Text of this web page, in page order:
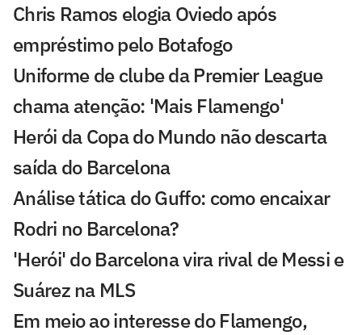
Chris Ramos elogia Oviedo após
empréstimo pelo Botafogo
Uniforme de clube da Premier League
chama atenção: 'Mais Flamengo'
Herói da Copa do Mundo não descarta
saída do Barcelona
Análise tática do Guffo: como encaixar
Rodri no Barcelona?
'Herói' do Barcelona vira rival de Messi e
Suárez na MLS
Em meio ao interesse do Flamengo,